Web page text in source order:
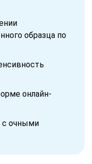
образца по
онлайн-
с очными